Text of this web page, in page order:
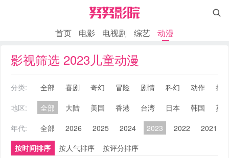

首页 电影 电视剧 综艺 动漫
影视筛选 2023儿童动漫
分类: 全部 喜剧 奇幻 冒险 剧情 科幻 动作
搞
地区:
全部 大陆 美国 香港 台湾 日本 韩国
英
年代:
全部 2026 2025 2024 2023 2022 2021
按时间排序
按人气排序 按评分排序